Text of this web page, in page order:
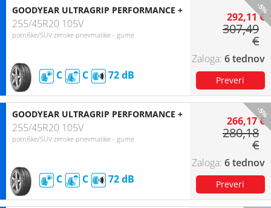
-5%
GOODYEAR ULTRAGRIP PERFORMANCE +
255/45R20 105V
potniške/SUV zimske pnevmatike - gume
C C 72
292,11 €
307,49
€
6 tednov
-5%
GOODYEAR ULTRAGRIP PERFORMANCE +
255/45R20 105V
potniške/SUV zimske pnevmatike - gume
C C 72
266,17 €
280,18
€
6 tednov